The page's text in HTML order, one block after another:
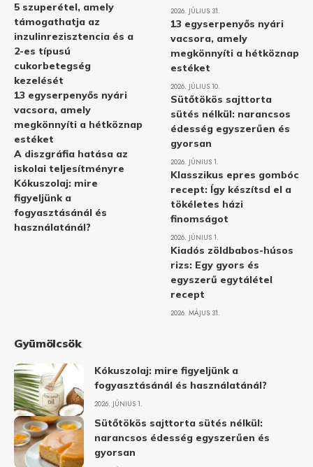
5 szuperétel, amely
támogathatja az
inzulinrezisztencia és a
2-es típusú
cukorbetegség
kezelését
13 egyserpenyős nyári
vacsora, amely
megkönnyíti a hétköznap
estéket
A diszgráfia hatása az
iskolai teljesítményre
Kókuszolaj: mire
figyeljünk a
fogyasztásánál és
használatánál?
2026. JÚLIUS 31.
13 egyserpenyős nyári
vacsora, amely
megkönnyíti a hétköznap
estéket
2026. JÚLIUS 10.
Sütőtökös sajttorta
sütés nélkül: narancsos
édesség egyszerűen és
gyorsan
2026. JÚNIUS 1.
Klasszikus epres gombóc
recept: Így készítsd el a
tökéletes házi
finomságot
2026. JÚNIUS 1.
Kiadós zöldbabos-húsos
rizs: Egy gyors és
egyszerű egytálétel
recept
2026. MÁJUS 31.
Gyümölcsök
Kókuszolaj: mire figyeljünk a
fogyasztásánál és használatánál?
2026. JÚNIUS 1.
Sütőtökös sajttorta sütés nélkül:
narancsos édesség egyszerűen és
gyorsan